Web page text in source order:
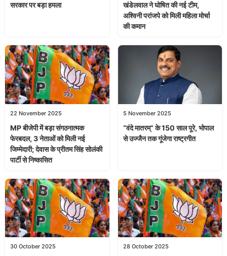
सरकार पर बड़ा हमला
खंडेलवाल ने घोषित की नई टीम,
अश्विनी परांजपे को मिली महिला मोर्चा
की कमान
22 November 2025
MP बीजेपी में बड़ा संगठनात्मक
फेरबदल, 3 नेताओं को मिली नई
जिम्मेदारी; देवास के प्रीतम सिंह सोलंकी
पार्टी से निष्कासित
5 November 2025
“वंदे मातरम्” के 150 साल पूरे, भोपाल
से उज्जैन तक गूंजेगा राष्ट्रगीत
30 October 2025 28 October 2025